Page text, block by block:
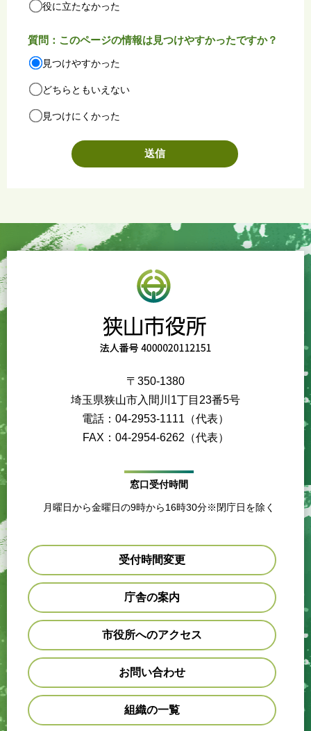
役に立たなかった
質問：このページの情報は見つけやすかったですか？
見つけやすかった
どちらともいえない
見つけにくかった
〒350-1380
埼玉県狭山市入間川1丁目23番5号
電話：04-2953-1111（代表）
FAX：04-2954-6262（代表）
窓口受付時間
月曜日から金曜日の9時から16時30分※閉庁日を除く
受付時間変更
庁舎の案内
市役所へのアクセス
お問い合わせ
組織の一覧